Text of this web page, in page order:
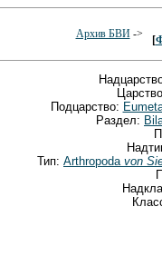
Архив БВИ->
[
Подцарство:
Раздел:
Тип: Arthropoda von